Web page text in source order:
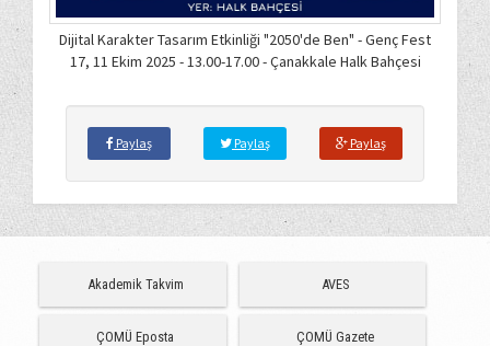
Dijital Karakter Tasarım Etkinliği "2050'de Ben" - Genç Fest
17, 11 Ekim 2025 - 13.00-17.00 - Çanakkale Halk Bahçesi
Paylaş Paylaş Paylaş
Akademik Takvim AVES
ÇOMÜ Eposta ÇOMÜ Gazete